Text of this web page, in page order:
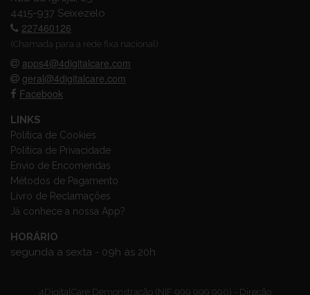
4415-937 Seixezelo
227460126
(Chamada para a rede fixa nacional)
apps4@4digitalcare.com
geral@4digitalcare.com
Facebook
LINKS
Política de Cookies
Política de Privacidade
Envio de Encomendas
Métodos de Pagamento
Livro de Reclamações
Já conhece a nossa App?
HORÁRIO
segunda a sexta - 09h às 20h
4DigitalCare Demonstração (NIF 999 999 990) - Direção